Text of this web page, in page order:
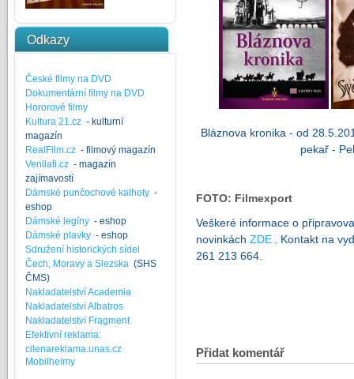
Odkazy
České filmy na DVD
Dokumentární filmy na DVD
Hororové filmy
Kultura 21.cz - kulturní
magazín
RealFilm.cz - filmový magazín
Venilafi.cz - magazín
zajímavostí
Dámské punčochové kalhoty -
eshop
Dámské legíny - eshop
Dámské plavky - eshop
Sdružení historických sídel
Čech, Moravy a Slezska (SHS
ČMS)
Nakladatelství Academia
Nakladatelství Albatros
Nakladatelství Fragment
Efektivní reklama:
cilenareklama.unas.cz
Mobilheimy
Bláznova kronika - od
pekař -
FOTO: Filmexport
Veškeré informace o
novinkách ZDE
. Kontakt na
261 213 664.
Přidat komentář